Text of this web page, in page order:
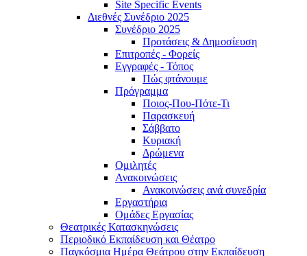
Site Specific Events
Διεθνές Συνέδριο 2025
Συνέδριο 2025
Προτάσεις & Δημοσίευση
Επιτροπές - Φορείς
Εγγραφές - Τόπος
Πώς φτάνουμε
Πρόγραμμα
Ποιος-Που-Πότε-Τι
Παρασκευή
Σάββατο
Κυριακή
Δρώμενα
Ομιλητές
Ανακοινώσεις
Ανακοινώσεις ανά συνεδρία
Εργαστήρια
Ομάδες Εργασίας
Θεατρικές Κατασκηνώσεις
Περιοδικό Εκπαίδευση και Θέατρο
Παγκόσμια Ημέρα Θεάτρου στην Εκπαίδευση